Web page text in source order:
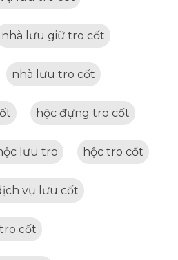
nhà lưu giữ tro cốt
nhà lưu tro cốt
hộc đựng tro cốt
lưu tro hộc tro cốt
vụ lưu cốt
cốt